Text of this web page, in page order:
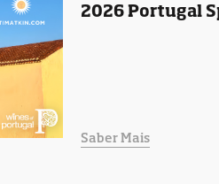
2026 Portugal
Saber Mais